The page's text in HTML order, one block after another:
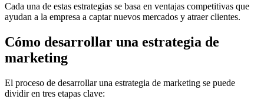
Cada una de estas estrategias se basa en ventajas competitivas que
ayudan a la empresa a captar nuevos mercados y atraer clientes.
Cómo desarrollar una estrategia de
marketing
El proceso de desarrollar una estrategia de marketing se puede
dividir en tres etapas clave: